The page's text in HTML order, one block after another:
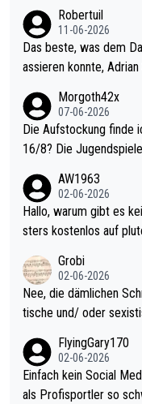
Robertuil
11-06-2026
Das beste, was dem
assieren konnte,
Morgoth42x
07-06-2026
Die Aufstockung finde
16/8? Die Jugendspiele waren letztes Jahr durchaus sehr kurz
Allerdings ist Mitchell Lawrie als Nummer 1 der
ziert. Somit ändert die
sters erstmal nichts. Ich denke sie wollen damit für nächstes J
ohl wenig WDF
es Jahr der Fall. Er
den Qualifier und ich
gas) antun würde,
el hat.
AW1963
02-06-2026
Hallo, warum gibt es keinen Hinweis, dass die Nordic Darts Ma
sters kostenlos auf
Grobi
02-06-2026
Nee, die dämlichen
tische und/ oder
s Leben in den Griff
r war doch neulich erst
rovoziert hat. Und
FlyingGary170
02-06-2026
Einfach kein Social
als Profisportler so